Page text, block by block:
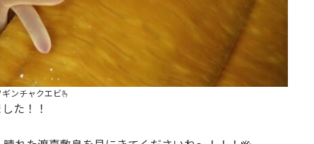
ンチャクエビ🫰
た！！